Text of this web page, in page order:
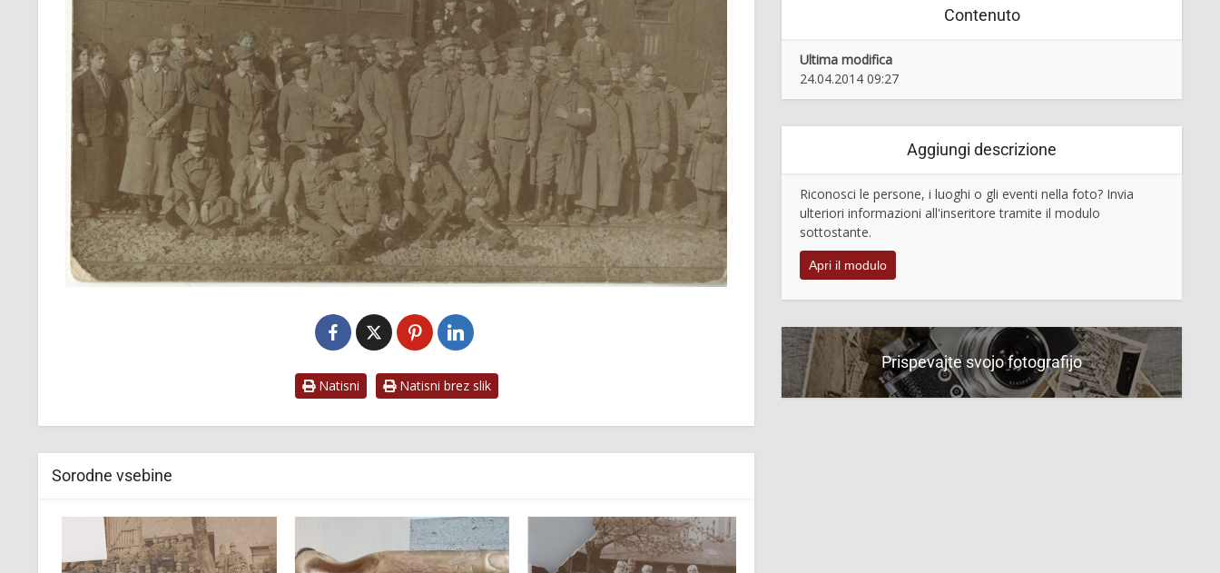
Natisni Natisni brez slik
Sorodne vsebine
Contenuto
Ultima modifica
24.04.2014 09:27
Aggiungi descrizione
Riconosci le persone, i luoghi o gli eventi nella foto? Invia
ulteriori informazioni all'inseritore tramite il modulo
sottostante.
Apri il modulo
Prispevajte svojo fotografijo